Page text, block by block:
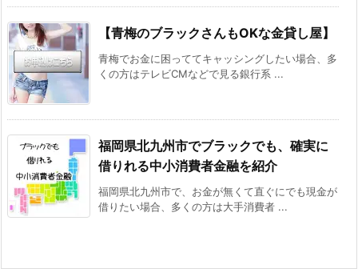
【青梅のブラックさんもOKな金貸し屋】
青梅でお金に困っててキャッシングしたい場合、多
くの方はテレビCMなどで見る銀行系 ...
福岡県北九州市でブラックでも、確実に
借りれる中小消費者金融を紹介
福岡県北九州市で、お金が無くて直ぐにでも現金が
借りたい場合、多くの方は大手消費者 ...